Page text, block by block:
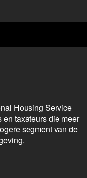
Housing Service
en taxateurs die meer
segment van de